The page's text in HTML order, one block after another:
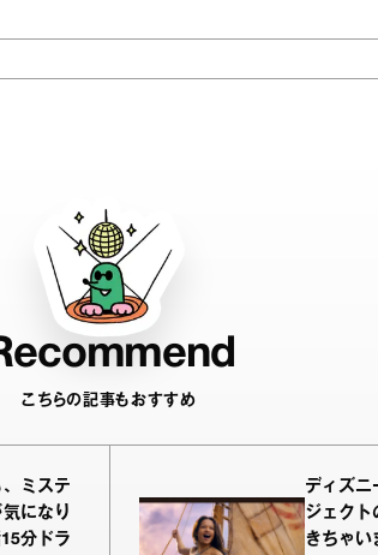
こちらの記事もおすすめ
ミステ
になり
分ドラ
ディズニ
ジェクト
きちゃい